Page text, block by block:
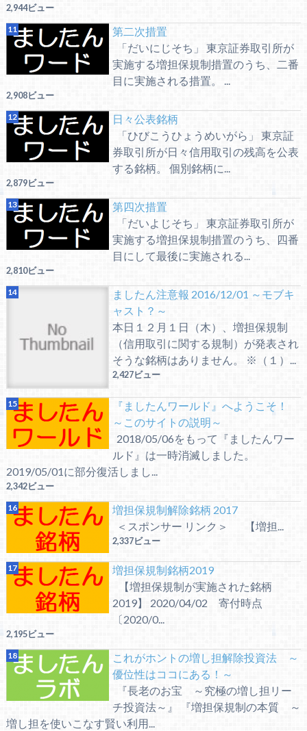
2,944ビュー
第二次措置
「だいにじそち」 東京証券取引所が
実施する増担保規制措置のうち、二番
目に実施される措置。 ...
2,908ビュー
日々公表銘柄
「ひびこうひょうめいがら」 東京証
券取引所が日々信用取引の残高を公表
する銘柄。 個別銘柄に...
2,879ビュー
第四次措置
「だいよじそち」 東京証券取引所が
実施する増担保規制措置のうち、四番
目にして最後に実施される...
2,810ビュー
ましたん注意報 2016/12/01 ～モブキ
ャスト？～
本日１２月１日（木）、増担保規制
（信用取引に関する規制）が発表され
そうな銘柄はありません。 ※（１）...
2,427ビュー
『ましたんワールド』へようこそ！
～このサイトの説明～
2018/05/06をもって『ましたんワー
ルド』は一時消滅しました。
2019/05/01に部分復活しまし...
2,342ビュー
増担保規制解除銘柄 2017
＜スポンサー リンク＞ 【増担...
2,337ビュー
増担保規制銘柄2019
【増担保規制が実施された銘柄
2019】 2020/04/02 寄付時点
〔2020/0...
2,195ビュー
これがホントの増し担解除投資法 ～
優位性はココにある！～
『長老のお宝 ～究極の増し担リー
チ投資法～』 『増担保規制の本質 ～
増し担を使いこなす賢い利用...